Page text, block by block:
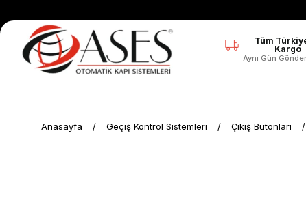
Tüm
Kargo
Aynı Gün
Anasayfa Geçiş Kontrol Sistemleri Çıkış Butonları